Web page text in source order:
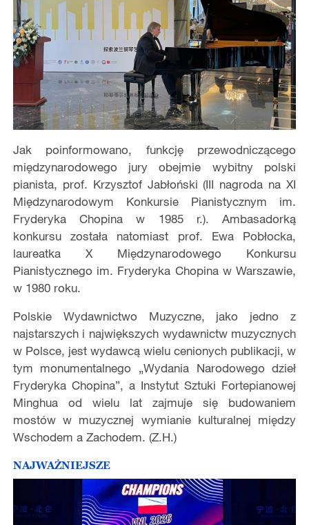
Jak poinformowano, funkcję przewodniczącego
międzynarodowego jury obejmie wybitny polski
pianista, prof. Krzysztof Jabłoński (III nagroda na XI
Międzynarodowym Konkursie Pianistycznym im.
Fryderyka Chopina w 1985 r.). Ambasadorką
konkursu została natomiast prof. Ewa Pobłocka,
laureatka X Międzynarodowego Konkursu
Pianistycznego im. Fryderyka Chopina w Warszawie,
w 1980 roku.
Polskie Wydawnictwo Muzyczne, jako jedno z
najstarszych i największych wydawnictw muzycznych
w Polsce, jest wydawcą wielu cenionych publikacji, w
tym monumentalnego „Wydania Narodowego dzieł
Fryderyka Chopina”, a Instytut Sztuki Fortepianowej
Minghua od wielu lat zajmuje się budowaniem
mostów w muzycznej wymianie kulturalnej między
Wschodem a Zachodem. (Z.H.)
NAJWAŻNIEJSZE